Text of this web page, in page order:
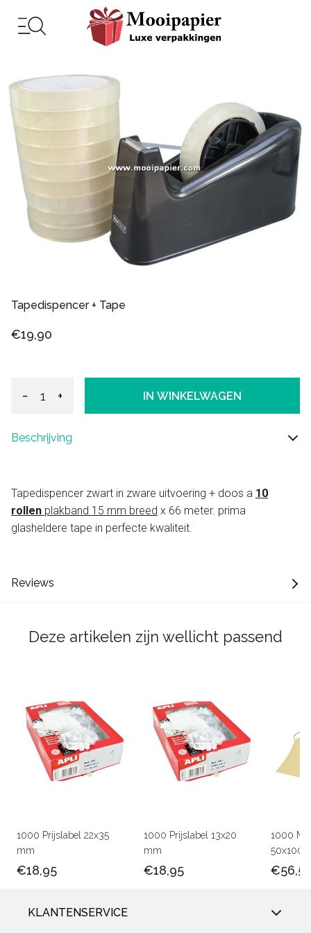
Tapedispencer + Tape
€19,90
− + IN WINKELWAGEN
Beschrijving
Tapedispencer zwart in zware uitvoering + doos a 10
rollen plakband 15 mm breed x 66 meter. prima
glasheldere tape in perfecte kwaliteit.
Reviews
Deze artikelen zijn wellicht passend
1000 Prijslabel 22x35
mm
€18,95
1000 Prijslabel 13x20
mm
€18,95
1000
KLANTENSERVICE